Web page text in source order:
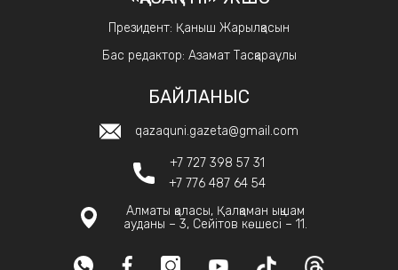
Президент: Қаныш Жарылқасын
Бас редактор: Азамат Тасқараұлы
БАЙЛАНЫС
qazaquni.gazeta@gmail.com
+7 727 398 57 31
+7 776 487 64 54
Алматы қаласы, Қалқаман ықшам
ауданы – 3, Сейітов көшесі – 11.